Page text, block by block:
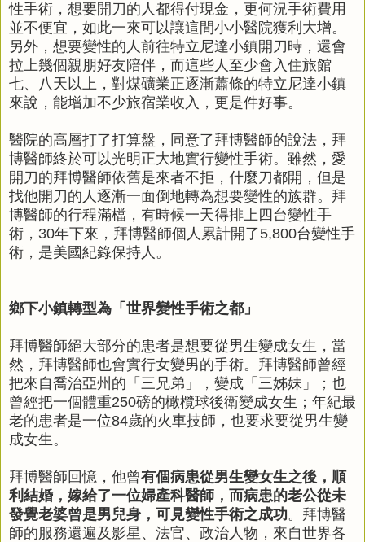
性手術，想要開刀的人都得付現金，更何況手術費用
並不便宜，如此一來可以讓這間小小醫院獲利大增。
另外，想要變性的人前往特立尼達小鎮開刀時，還會
拉上幾個親朋好友陪伴，而這些人至少會入住旅館
七、八天以上，對煤礦業正逐漸蕭條的特立尼達小鎮
來說，能增加不少旅宿業收入，更是件好事。
醫院的高層打了打算盤，同意了拜博醫師的說法，拜
博醫師終於可以光明正大地實行變性手術。雖然，愛
開刀的拜博醫師依舊是來者不拒，什麼刀都開，但是
找他開刀的人逐漸一面倒地轉為想要變性的族群。拜
博醫師的行程滿檔，有時候一天得排上四台變性手
術，30年下來，拜博醫師個人累計開了5,800台變性手
術，是美國紀錄保持人。
鄉下小鎮轉型為 「世界變性手術之都」
拜博醫師絕大部分的患者是想要從男生變成女生，當
然，拜博醫師也會實行女變男的手術。拜博醫師曾經
把來自喬治亞州的「三兄弟」，變成「三姊妹」；也
曾經把一個體重250磅的橄欖球後衛變成女生；年紀最
老的患者是一位84歲的火車技師，也要求要從男生變
成女生。
拜博醫師回憶，他曾有個病患從男生變女生之後，順
利結婚，嫁給了一位婦產科醫師，而病患的老公從未
發覺老婆曾是男兒身，可見變性手術之成功。拜博醫
師的服務還遍及影星、法官、政治人物，來自世界各